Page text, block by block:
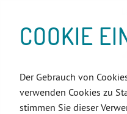
COOKIE
Der Gebrauch von
verwenden Cookies zu
stimmen Sie dieser
(Accesskey:
(Accesskey:
(Accesskey:
(Accesskey:
(Accesskey:
(Landeszahnärztekammern,
(Accesskey:
(Accesskey: